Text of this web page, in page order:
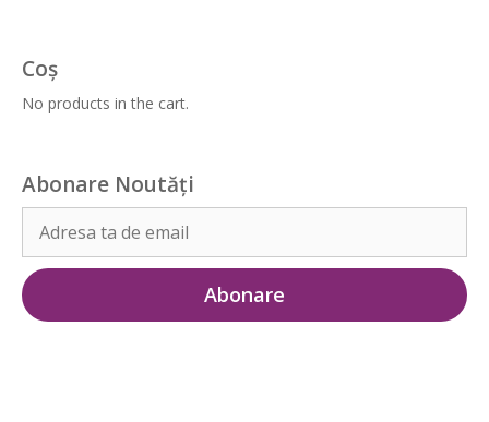
Coș
No products in the cart.
Abonare Noutăți